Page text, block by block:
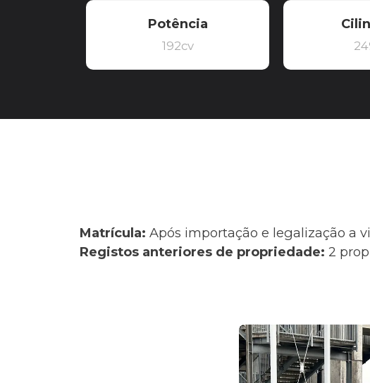
Potência
192cv
Matrícula: Após importação e legalização a
Registos anteriores de propriedade: 2